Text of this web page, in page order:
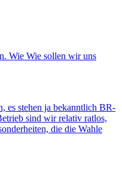
Wie Wie sollen wir uns
es stehen ja bekanntlich BR-
sind wir relativ ratlos,
die die Wahle